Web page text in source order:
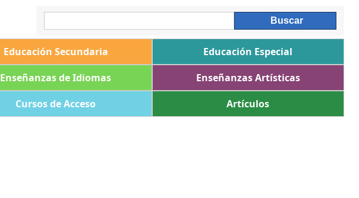
Educación Secundaria
Educación Especial
Enseñanzas de Idiomas
Enseñanzas Artísticas
Cursos de Acceso Artículos